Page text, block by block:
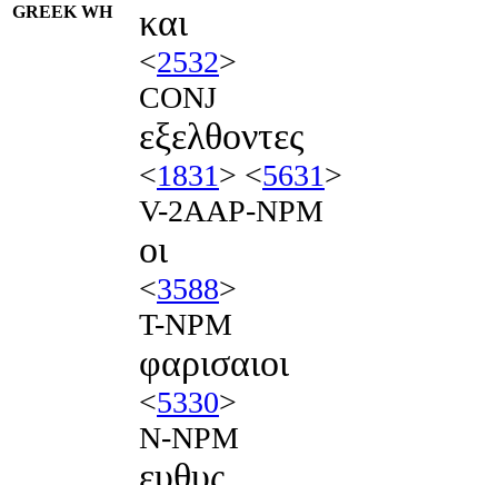
GREEK WH και
<2532>
CONJ
εξελθοντες
<1831> <5631>
V-2AAP-NPM
οι
<3588>
T-NPM
φαρισαιοι
<5330>
N-NPM
ευθυς